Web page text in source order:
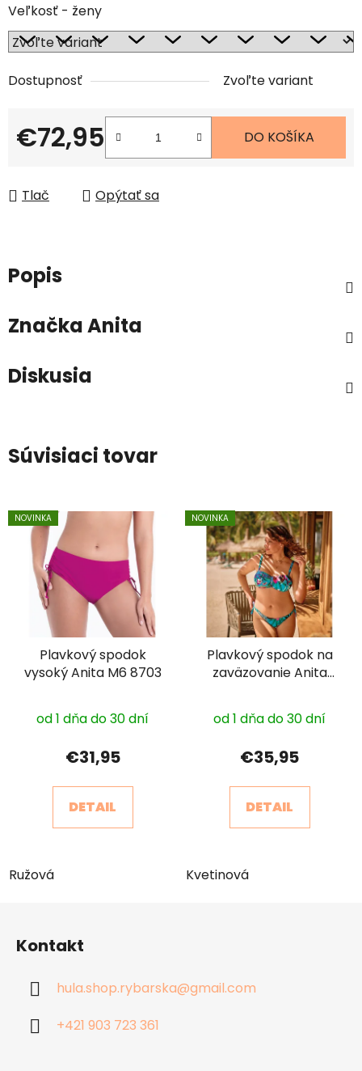
Veľkosť - ženy
Dostupnosť Zvoľte variant
€72,95
Jednotková cena:
DO KOŠÍKA
Tlač Opýtať sa
Popis
ZnačkaAnita
Diskusia
Súvisiaci tovar
NOVINKA
Plavkový spodok
vysoký Anita M6 8703
od 1 dňa do 30 dní
€31,95
DETAIL
Ružová
NOVINKA
Plavkový spodok na
zaväzovanie Anita
od 1 dňa do 30 dní
€35,95
DETAIL
Kvetinová
Kontakt
hula.shop.rybarska@gmail.com
+421 903 723 361